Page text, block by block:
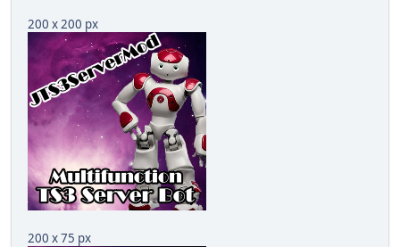
200 x 200 px
200 x 75 px